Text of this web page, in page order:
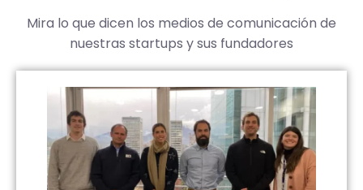
Mira lo que dicen los medios de comunicación de
nuestras startups y sus fundadores